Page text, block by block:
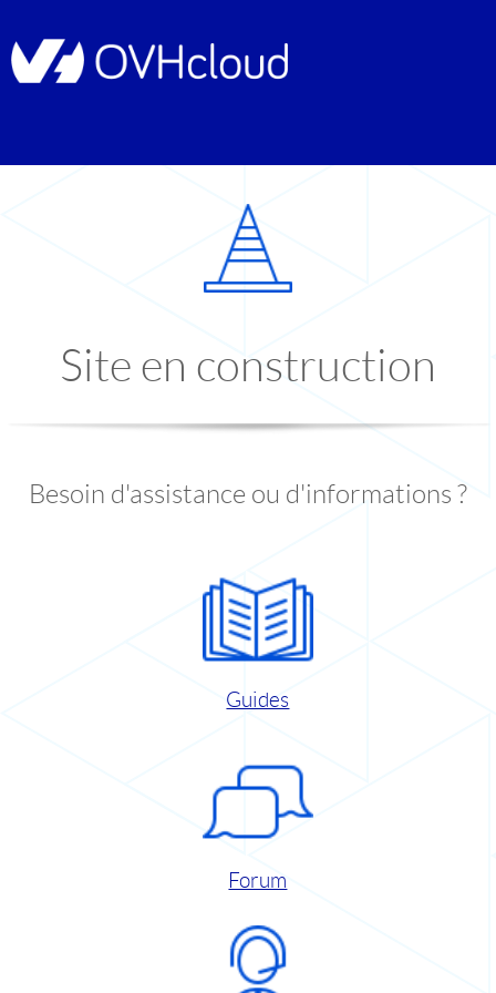
Site en construction
Besoin d'assistance ou d'informations ?
Guides
Forum